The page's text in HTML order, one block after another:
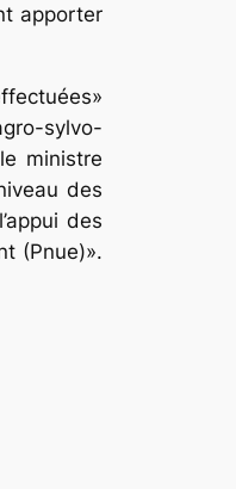
apporter
sylvo-
ministre
des
des
(Pnue)».